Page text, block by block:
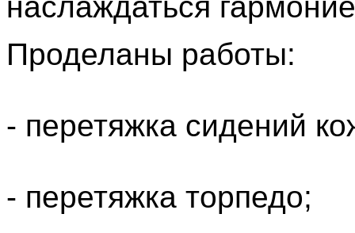
Проделаны работы:
- перетяжка сидений
- перетяжка торпедо;